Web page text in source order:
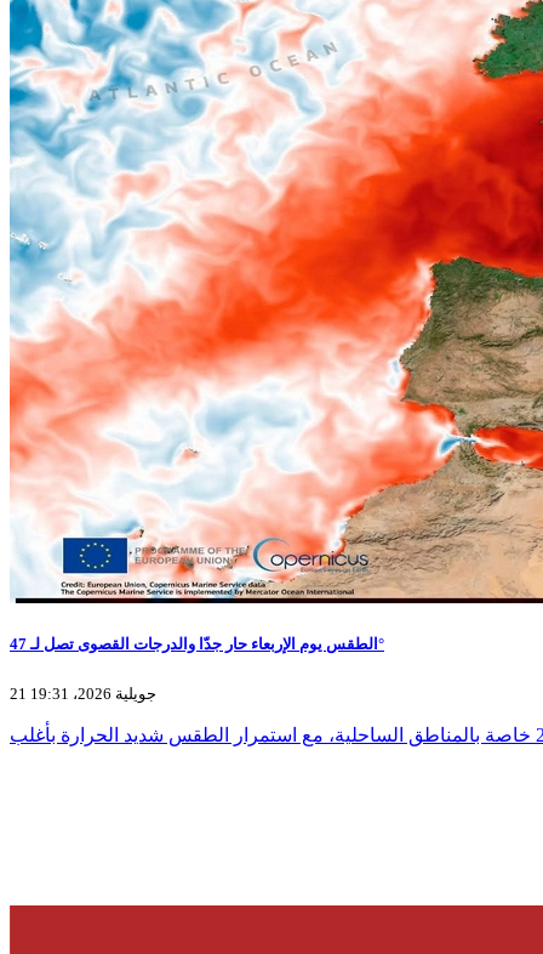
الطقس يوم الإربعاء حار جدّا والدرجات القصوى تصل لـ 47°
21 جويلية 2026، 19:31